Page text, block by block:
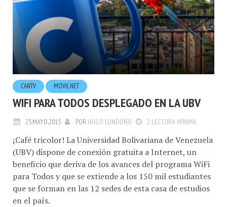
CANTV MOVILNET
WIFI PARA TODOS DESPLEGADO EN LA UBV
25.MAYO.2015 POR HUGO LONDOÑO 2 LECTURA MÍNIMA
¡Café tricolor! La Universidad Bolivariana de Venezuela
(UBV) dispone de conexión gratuita a Internet, un
beneficio que deriva de los avances del programa WiFi
para Todos y que se extiende a los 150 mil estudiantes
que se forman en las 12 sedes de esta casa de estudios
en el país.